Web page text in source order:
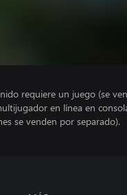
requiere un juego (se
en línea en
se venden por separado).